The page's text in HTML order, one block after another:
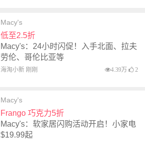
Macy's
低至2.5折
Macy's：24小时闪促！入手北面、拉夫
劳伦、哥伦比亚等
海淘小新 刚刚 4.39万 2
Macy's
Frango 巧克力5折
Macy's：软家居闪购活动开启！小家电
$19.99起